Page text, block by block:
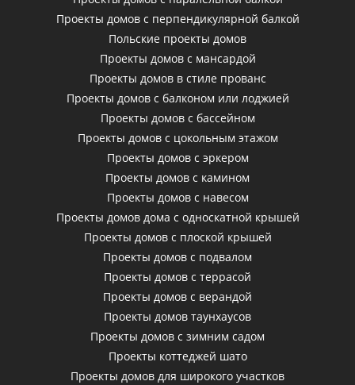
Проекты домов с перпендикулярной балкой
Польские проекты домов
Проекты домов с мансардой
Проекты домов в стиле прованс
Проекты домов с балконом или лоджией
Проекты домов с бассейном
Проекты домов с цокольным этажом
Проекты домов с эркером
Проекты домов с камином
Проекты домов с навесом
Проекты домов дома с односкатной крышей
Проекты домов с плоской крышей
Проекты домов с подвалом
Проекты домов с террасой
Проекты домов с верандой
Проекты домов таунхаусов
Проекты домов с зимним садом
Проекты коттеджей шато
Проекты домов для широкого участков